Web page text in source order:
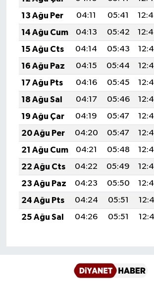
13 Ağu Per
04:11 05:41
14 Ağu Cum
04:13 05:42
15 Ağu Cts
04:14 05:43
16 Ağu Paz
04:15 05:44
17 Ağu Pts
04:16 05:45
18 Ağu Sal
04:17 05:46
19 Ağu Çar
04:19 05:47
20 Ağu Per
04:20 05:47
21 Ağu Cum
04:21 05:48
22 Ağu Cts
04:22 05:49
23 Ağu Paz
04:23 05:50
24 Ağu Pts
04:24 05:51
25 Ağu Sal
04:26 05:51
Hakkari Müftülüğü
Hatay Müftülüğü
Iğdır Müftülüğü
Isparta Müftülüğü
İstanbul Müftülüğü
İzmir Müftülüğü
Kahramanmaraş Müftülüğü
Karabük Müftülüğü
Karaman Müftülüğü